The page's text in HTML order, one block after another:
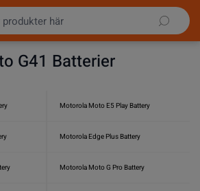
G41 Batterier
Motorola Moto E5 Play Battery
Motorola Edge Plus Battery
Motorola Moto G Pro Battery